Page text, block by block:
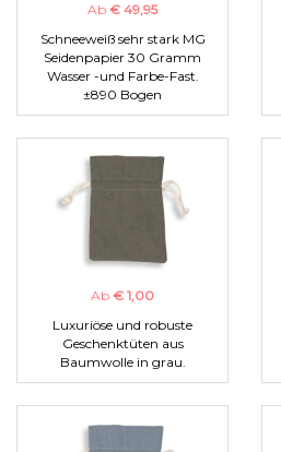
Ab € 49,95
Schneeweiß sehr stark MG
Seidenpapier 30 Gramm
Wasser -und Farbe-Fast.
±890 Bogen
Ab € 1,00
Luxuriöse und robuste
Geschenktüten aus
Baumwolle in grau.